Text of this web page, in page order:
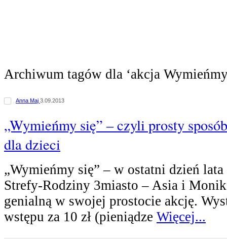
Archiwum tagów dla ‘akcja
Anna Maj 3.09.2013
„Wymieńmy się” – czyli prosty
dla dzieci
„Wymieńmy się” – w ostatni dzień
Strefy-Rodziny 3miasto – Asia i
genialną w swojej prostocie akcję.
wstępu za 10 zł (pieniądze Więcej...